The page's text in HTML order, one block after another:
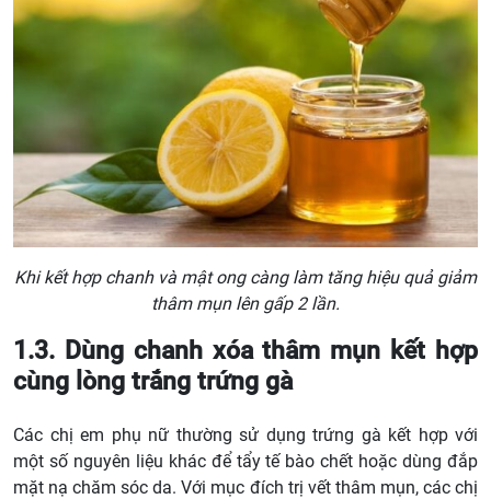
Khi kết hợp chanh và mật ong càng làm tăng hiệu quả giảm
thâm mụn lên gấp 2 lần.
1.3. Dùng chanh xóa thâm mụn kết hợp
cùng lòng trắng trứng gà
Các chị em phụ nữ thường sử dụng trứng gà kết hợp với
một số nguyên liệu khác để tẩy tế bào chết hoặc dùng đắp
mặt nạ chăm sóc da. Với mục đích trị vết thâm mụn, các chị